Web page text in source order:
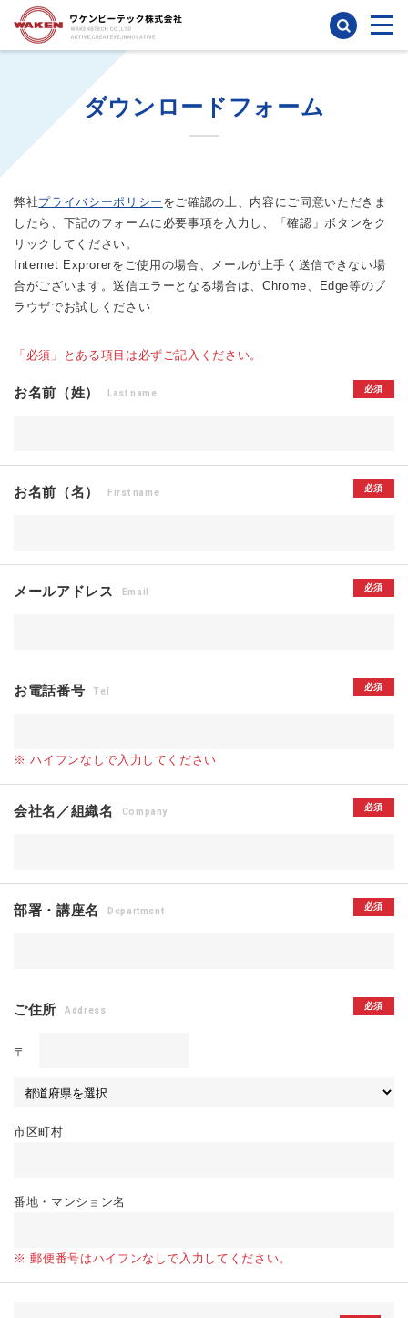
検索
ダウンロードフォーム
弊社プライバシーポリシー をご確認の上、内容にご同意いただきま
したら、下記のフォームに必要事項を入力し、「確認」ボタンをク
リックしてください。
Internet Exprorerをご使用の場合、メールが上手く送信できない場
合がございます。送信エラーとなる場合は、Chrome、Edge等のブ
ラウザでお試しください
「必須」とある項目は必ずご記入ください。
お名前（姓） Last name 必須
お名前（名） First name 必須
メールアドレス Email 必須
お電話番号 Tel 必須
※ ハイフンなしで入力してください
会社名／組織名 Company 必須
部署・講座名 Department 必須
ご住所 Address 必須
〒
市区町村
番地・マンション名
※ 郵便番号はハイフンなしで入力してください。